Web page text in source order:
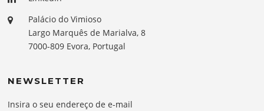
Palácio do Vimioso
Largo Marquês de Marialva, 8
7000-809 Evora, Portugal
NEWSLETTER
Insira o seu endereço de e-mail